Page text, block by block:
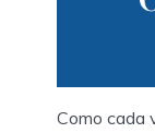
Como cada